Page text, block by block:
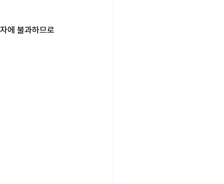
에 불과하므로